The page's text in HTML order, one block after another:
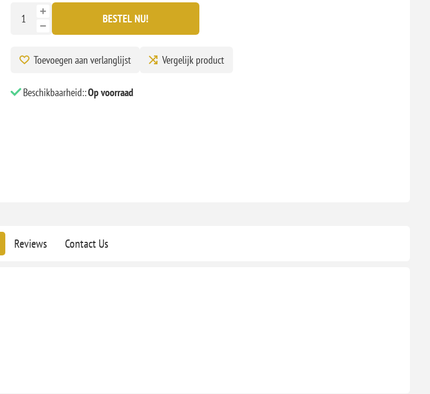
BESTEL NU!
Toevoegen aan verlanglijst Vergelijk product
Beschikbaarheid::Op voorraad
Reviews Contact Us